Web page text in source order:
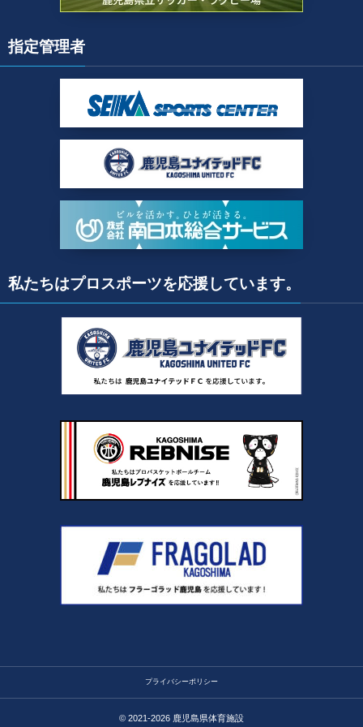
指定管理者
私たちはプロスポーツを応援しています。
プライバシーポリシー
© 2021-2026 鹿児島県体育施設